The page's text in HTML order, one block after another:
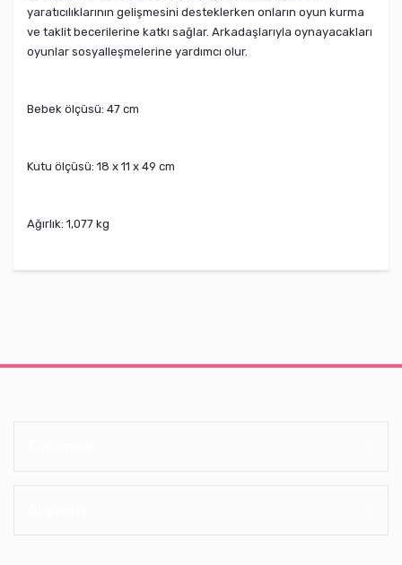
yaratıcılıklarının gelişmesini desteklerken onların oyun kurma
ve taklit becerilerine katkı sağlar. Arkadaşlarıyla oynayacakları
oyunlar sosyalleşmelerine yardımcı olur.
Bebek ölçüsü: 47 cm
Kutu ölçüsü: 18 x 11 x 49 cm
Ağırlık: 1,077 kg